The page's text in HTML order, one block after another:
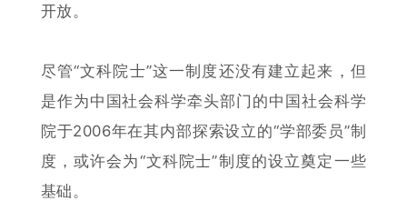
开放。
尽管“文科院士”这一制度还没有建立起来，但
是作为中国社会科学牵头部门的中国社会科学
院于2006年在其内部探索设立的“学部委员”制
度，或许会为“文科院士”制度的设立奠定一些
基础。